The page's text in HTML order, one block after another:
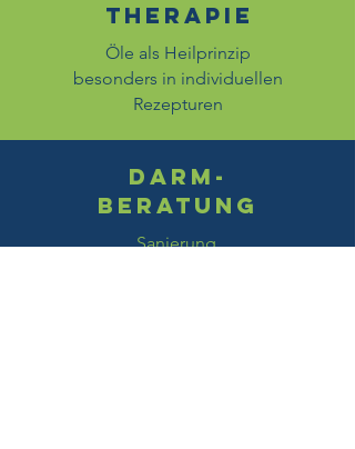
therapie
Öle als Heilprinzip
besonders in individuellen
Rezepturen
Darm-
beratung
Sanierung,